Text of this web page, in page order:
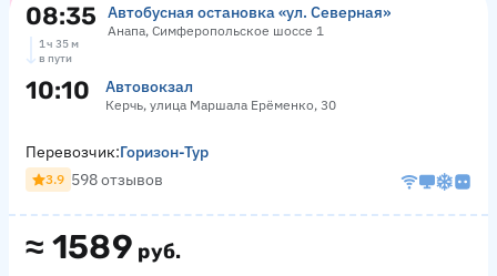
08:35 Автобусная остановка «ул. Северная»
Анапа, Симферопольское шоссе 1
1 ч 35 м
в пути
10:10 Автовокзал
Керчь, улица Маршала Ерёменко, 30
≈ 1589 руб.
Перевозчик:Горизон-Тур
3.9 598 отзывов